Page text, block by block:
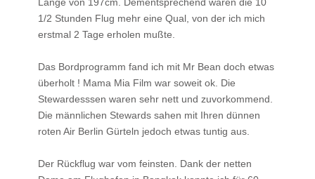
1/2 Stunden Flug mehr eine Qual, von der ich mich
erstmal 2 Tage erholen mußte.
Das Bordprogramm fand ich mit Mr Bean doch etwas
überholt ! Mama Mia Film war soweit ok. Die
Stewardesssen waren sehr nett und zuvorkommend.
Die männlichen Stewards sahen mit Ihren dünnen
roten Air Berlin Gürteln jedoch etwas tuntig aus.
Der Rückflug war vom feinsten. Dank der netten